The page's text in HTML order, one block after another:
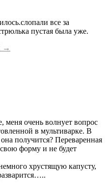
все за
пустая была уже.
→
меня очень волнует вопрос
в мультиварке. В
получится? Переваренная
форму и не будет
хрустящую капусту,